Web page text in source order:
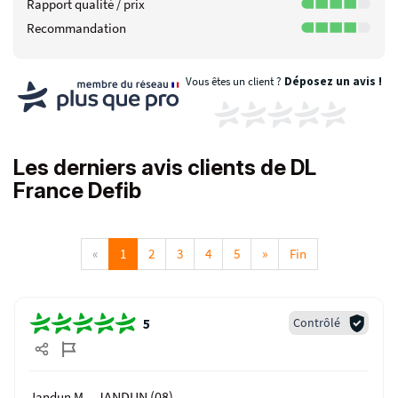
Rapport qualité / prix
Recommandation
Vous êtes un client ? Déposez un avis !
Les derniers avis clients de DL
France Defib
« 1 2 3 4 5 » Fin
5 Contrôlé